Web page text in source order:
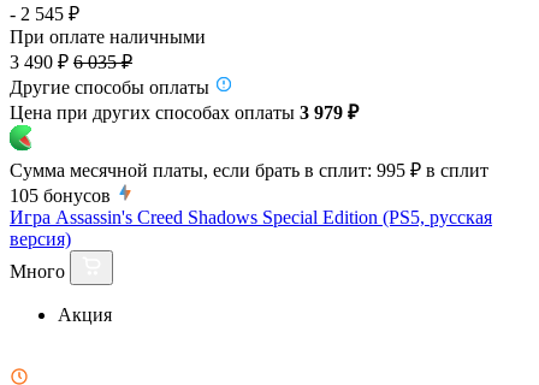
- 2 545 ₽
При оплате наличными
3 490 ₽ 6 035 ₽
Другие способы оплаты
Цена при других способах оплаты 3 979 ₽
Сумма месячной платы, если брать в сплит: 995 ₽ в сплит
105 бонусов
Игра Assassin's Creed Shadows Special Edition (PS5, русская
версия)
Много
Акция